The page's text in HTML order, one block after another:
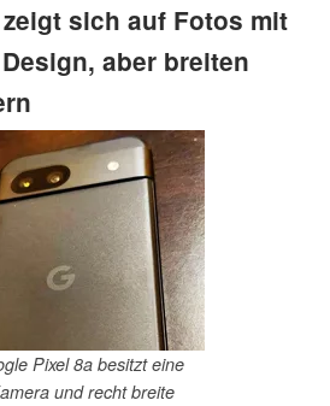
sich auf Fotos mit
aber breiten
Pixel 8a besitzt eine
und recht breite